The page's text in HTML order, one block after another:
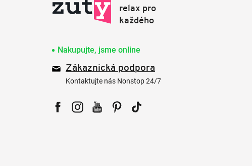
Nakupujte, jsme online
Zákaznická podpora
Kontaktujte nás Nonstop 24/7